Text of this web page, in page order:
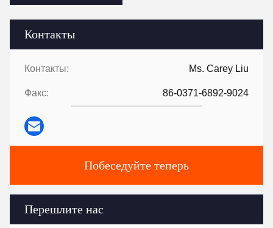
Контакты
Контакты: Ms. Carey Liu
Факс: 86-0371-6892-9024
Побеседуйте теперь
Перешлите нас